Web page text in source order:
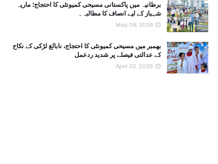
برطانیہ میں پاکستانی مسیحی کمیونٹی کا احتجاج؛ ماریہ
شہباز کے لیے انصاف کا مطالبہ۔
May 08, 2026
بھمبر میں مسیحی کمیونٹی کا احتجاج، نابالغ لڑکی کے نکاح
کے عدالتی فیصلے پر شدید ردعمل
April 20, 2026